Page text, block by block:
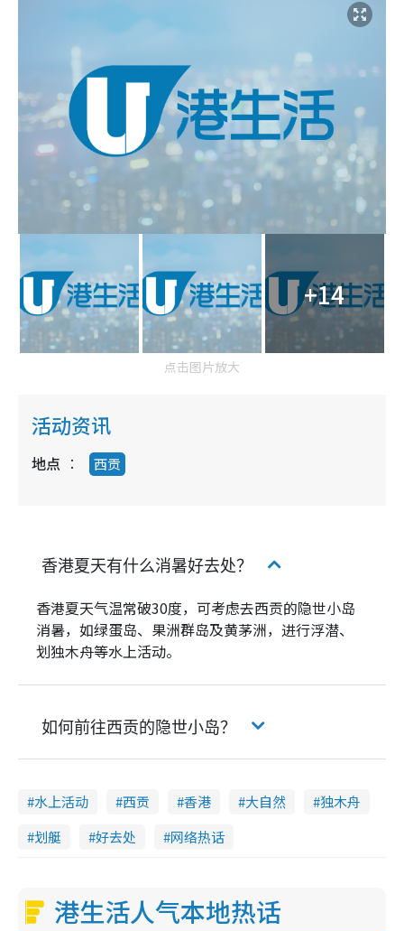
+14
点击图片放大
活动资讯
地点 西贡
香港夏天有什么消暑好去处？
香港夏天气温常破30度，可考虑去西贡的隐世小岛
消暑，如绿蛋岛、果洲群岛及黄茅洲，进行浮潜、
划独木舟等水上活动。
如何前往西贡的隐世小岛？
水上活动 西贡 香港 大自然
独木舟
划艇
好去处 网络热话
港生活人气本地热话